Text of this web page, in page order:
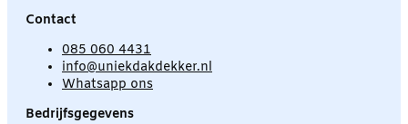
Contact
085 060 4431
info@uniekdakdekker.nl
Whatsapp ons
Bedrijfsgegevens